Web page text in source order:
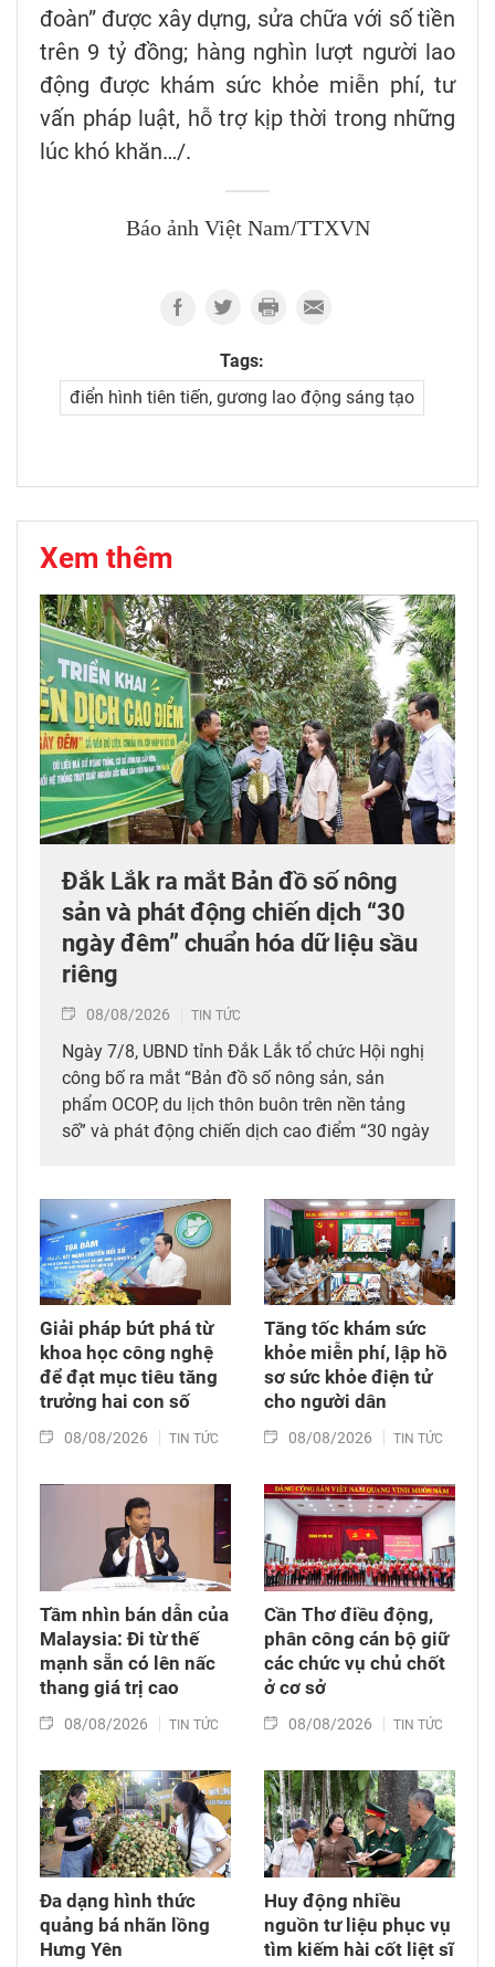
đoàn” được xây dựng, sửa chữa với số tiền
trên 9 tỷ đồng; hàng nghìn lượt người lao
động được khám sức khỏe miễn phí, tư
vấn pháp luật, hỗ trợ kịp thời trong những
lúc khó khăn…/.
Báo ảnh Việt Nam/TTXVN
Tags:
điển hình tiên tiến, gương lao động sáng tạo
Xem thêm
Đắk Lắk ra mắt Bản đồ số nông
sản và phát động chiến dịch “30
ngày đêm” chuẩn hóa dữ liệu sầu
riêng
08/08/2026 TIN TỨC
Ngày 7/8, UBND tỉnh Đắk Lắk tổ chức Hội nghị
công bố ra mắt “Bản đồ số nông sản, sản
phẩm OCOP, du lịch thôn buôn trên nền tảng
số” và phát động chiến dịch cao điểm “30 ngày
sầu riêng trên địa bàn tỉnh. Đây được xem là
bước đi chiến lược nhằm tích hợp đồng bộ
công nghệ số vào chuỗi giá trị nông nghiệp và
phát triển nông thôn địa phương.
Giải pháp bứt phá từ
khoa học công nghệ
để đạt mục tiêu tăng
trưởng hai con số
08/08/2026 TIN TỨC
Tăng tốc khám sức
khỏe miễn phí, lập hồ
sơ sức khỏe điện tử
cho người dân
08/08/2026 TIN TỨC
Tầm nhìn bán dẫn của
Malaysia: Đi từ thế
mạnh sẵn có lên nấc
thang giá trị cao
08/08/2026 TIN TỨC
Cần Thơ điều động,
phân công cán bộ giữ
các chức vụ chủ chốt
ở cơ sở
08/08/2026 TIN TỨC
Đa dạng hình thức
quảng bá nhãn lồng
Hưng Yên
Huy động nhiều
nguồn tư liệu phục vụ
tìm kiếm hài cốt liệt sĩ